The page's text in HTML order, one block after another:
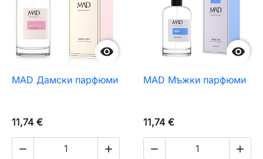

MAD Дамски парфюми
11,74 €
 

MAD Мъжки парфюми
11,74 €
 